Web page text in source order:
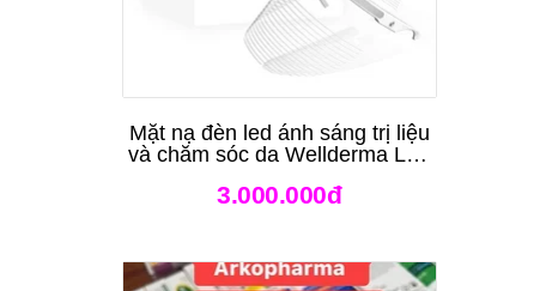
Mặt nạ đèn led ánh sáng trị liệu
và chăm sóc da Wellderma Led
Mask
3.000.000đ